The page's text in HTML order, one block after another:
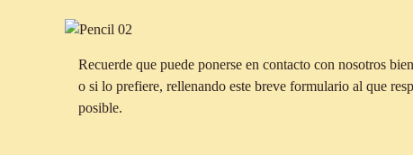
Recuerde que puede ponerse en contacto con nosotros
o si lo prefiere, rellenando este breve formulario al que
posible.